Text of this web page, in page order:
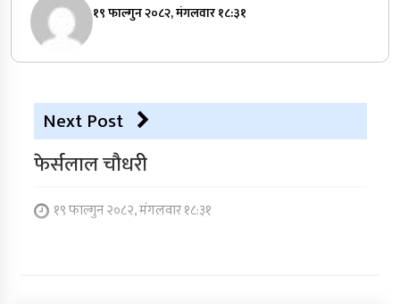
१९ फाल्गुन २०८२, मंगलवार १८:३१
Next Post
फेर्सलाल चौधरी
१९ फाल्गुन २०८२, मंगलवार १८:३१